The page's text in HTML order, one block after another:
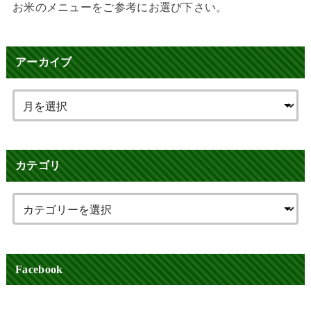
お米のメニューをご参考にお選び下さい。
アーカイブ
カテゴリ
Facebook